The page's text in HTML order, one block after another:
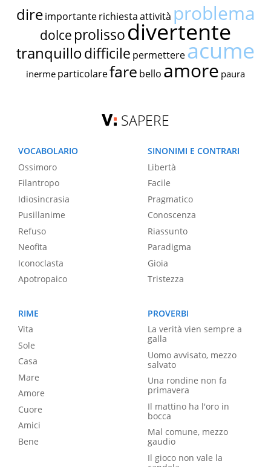
dire importante richiestaattività problema
dolce prolissodivertente
tranquillodifficile permettereacume
inerme particolarefare bello amore paura
SAPERE
VOCABOLARIO
Ossimoro
Filantropo
Idiosincrasia
Pusillanime
Refuso
Neofita
Iconoclasta
Apotropaico
SINONIMI E CONTRARI
Libertà
Facile
Pragmatico
Conoscenza
Riassunto
Paradigma
Gioia
Tristezza
RIME
Vita
Sole
Casa
Mare
Amore
Cuore
Amici
Bene
PROVERBI
La verità vien sempre a
galla
Uomo avvisato, mezzo
salvato
Una rondine non fa
primavera
Il mattino ha l'oro in
bocca
Mal comune, mezzo
gaudio
Il gioco non vale la